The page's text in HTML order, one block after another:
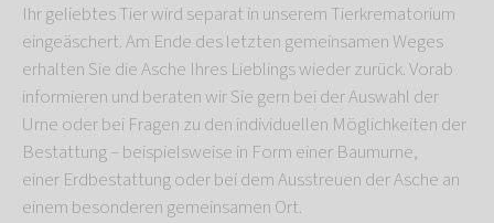
Ihr geliebtes Tier wird separat in unserem Tierkrematorium
eingeäschert. Am Ende des letzten gemeinsamen Weges
erhalten Sie die Asche Ihres Lieblings wieder zurück. Vorab
informieren und beraten wir Sie gern bei der Auswahl der
Urne oder bei Fragen zu den individuellen Möglichkeiten der
Bestattung – beispielsweise in Form einer Baumurne,
einer Erdbestattung oder bei dem Ausstreuen der Asche an
einem besonderen gemeinsamen Ort.